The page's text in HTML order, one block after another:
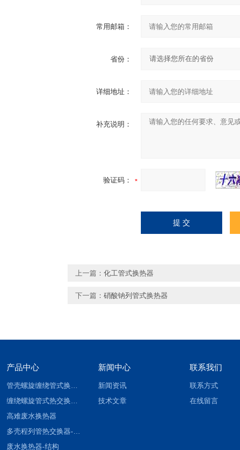
常用邮箱：
省份：
详细地址：
补充说明：
验证码：
上一篇： 化工管式换热器
下一篇： 硝酸钠列管式换热器
产品中心
高难废水换热器
废水换热器-结构
新闻中心
新闻资讯
技术文章
联系我们
联系方式
在线留言